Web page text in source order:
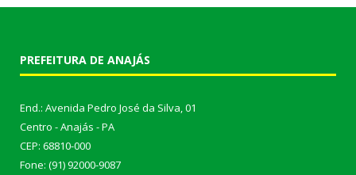
PREFEITURA DE ANAJÁS
End.: Avenida Pedro José da Silva, 01
Centro - Anajás - PA
CEP: 68810-000
Fone: (91) 92000-9087